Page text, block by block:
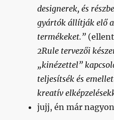
designerek, és
gyártók állítják elő a
termékeket.”
2Rule tervezői
„kinézettel”
teljesítsék és
kreatív
jujj, én már